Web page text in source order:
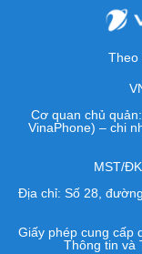
Theo
Cơ quan chủ
VinaPhone) – chi
MST/
Địa chỉ: Số 28,
Giấy phép cung cấp
Thông tin và